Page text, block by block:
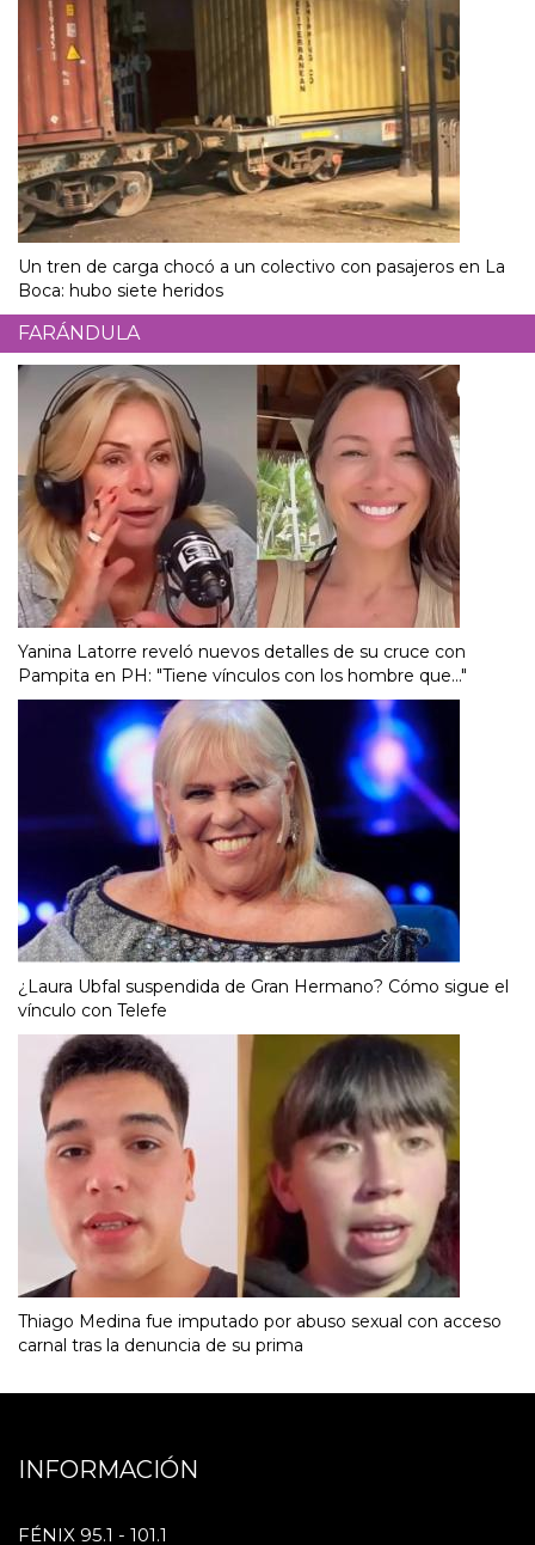
Un tren de carga chocó a un colectivo con pasajeros en La
Boca: hubo siete heridos
FARÁNDULA
Yanina Latorre reveló nuevos detalles de su cruce con
Pampita en PH: "Tiene vínculos con los hombre que..."
¿Laura Ubfal suspendida de Gran Hermano? Cómo sigue el
vínculo con Telefe
Thiago Medina fue imputado por abuso sexual con acceso
carnal tras la denuncia de su prima
INFORMACIÓN
FÉNIX 95.1 - 101.1